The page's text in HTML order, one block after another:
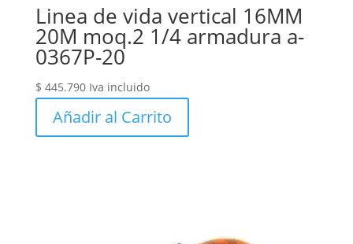
Linea de vida vertical 16MM
20M moq.2 1/4 armadura a-
0367P-20
$ 445.790 Iva incluido
Añadir al Carrito